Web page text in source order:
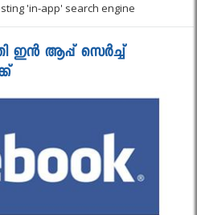
'in-app' search engine
ഇന്‍ ആപ്പ് സെര്‍ച്ച്